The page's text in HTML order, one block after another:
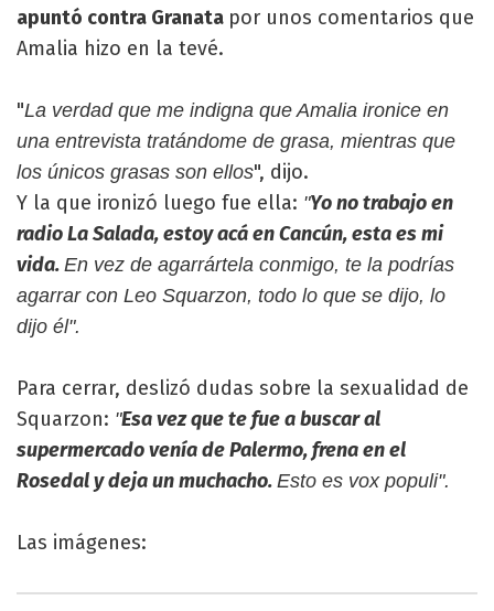
apuntó contra Granata por unos comentarios que
Amalia hizo en la tevé.
"La verdad que me indigna que Amalia ironice en
una entrevista tratándome de grasa, mientras que
los únicos grasas son ellos", dijo.
Y la que ironizó luego fue ella: "Yo no trabajo en
radio La Salada, estoy acá en Cancún, esta es mi
vida. En vez de agarrártela conmigo, te la podrías
agarrar con Leo Squarzon, todo lo que se dijo, lo
dijo él".
Para cerrar, deslizó dudas sobre la sexualidad de
Squarzon: "Esa vez que te fue a buscar al
supermercado venía de Palermo, frena en el
Rosedal y deja un muchacho. Esto es vox populi".
Las imágenes: